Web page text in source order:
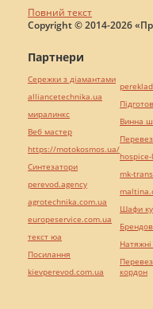
Повний текст
Copyright © 2014-2026
Партнери
Сережки з діамантами
alliancetechnika.ua
миралинкс
Веб мастер
https://motokosmos.ua/
Синтезатори
perevod.agency
agrotechnika.com.ua
europeservice.com.ua
текст юа
Посилання
kievperevod.com.ua
Винна
mk-
Шафи
кордон